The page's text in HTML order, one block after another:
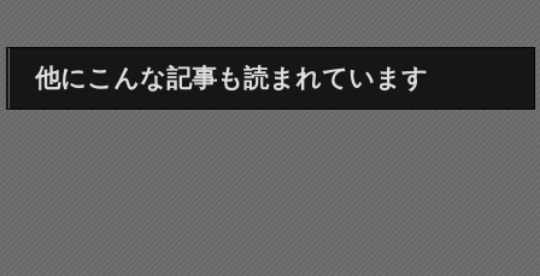
他にこんな記事も読まれています